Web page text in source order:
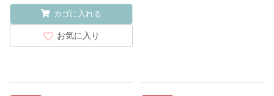
カゴに入れる
お気に入り